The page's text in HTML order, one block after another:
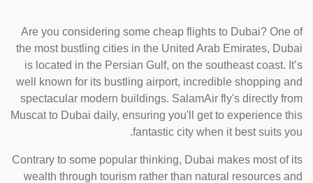
Are you considering some cheap flights to Dubai? One of
the most bustling cities in the United Arab Emirates, Dubai
is located in the Persian Gulf, on the southeast coast. It’s
well known for its bustling airport, incredible shopping and
spectacular modern buildings. SalamAir fly's directly from
Muscat to Dubai daily, ensuring you'll get to experience this
fantastic city when it best suits you.
Contrary to some popular thinking, Dubai makes most of its
wealth through tourism rather than natural resources and